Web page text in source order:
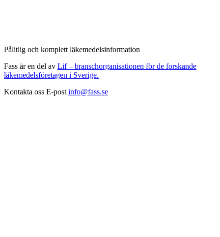
Pålitlig och komplett läkemedelsinformation
Fass är en del av Lif – branschorganisationen för de forskande
läkemedelsföretagen i Sverige.
Kontakta oss E-post info@fass.se